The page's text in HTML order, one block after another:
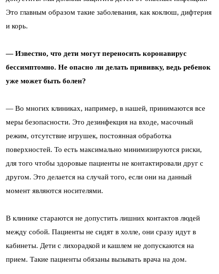
Это главным образом такие заболевания, как коклюш, дифтерия
и корь.
— Известно, что дети могут переносить коронавирус
бессимптомно. Не опасно ли делать прививку, ведь ребенок
уже может быть болен?
— Во многих клиниках, например, в нашей, принимаются все
меры безопасности. Это дезинфекция на входе, масочный
режим, отсутствие игрушек, постоянная обработка
поверхностей. То есть максимально минимизируются риски,
для того чтобы здоровые пациенты не контактировали друг с
другом. Это делается на случай того, если они на данный
момент являются носителями.
В клинике стараются не допустить лишних контактов людей
между собой. Пациенты не сидят в холле, они сразу идут в
кабинеты. Дети с лихорадкой и кашлем не допускаются на
прием. Такие пациенты обязаны вызывать врача на дом.